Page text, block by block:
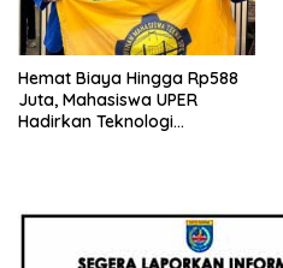
Hemat Biaya Hingga Rp588
Juta, Mahasiswa UPER
Hadirkan Teknologi